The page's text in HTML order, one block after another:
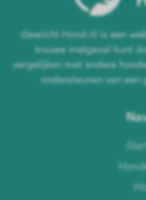
Gewicht-Hond.nl is een
trouwe metgezel kunt
vergelijken met andere
ondersteunen van een